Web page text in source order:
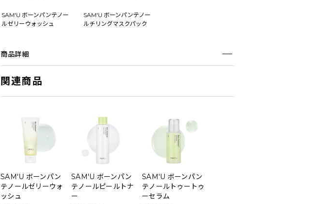
SAM'U ボーンパンテノー
ルゼリーウォッシュ
SAM'U ボーンパンテノー
ルチリングマスクパック
商品詳細
関連商品
SAM'U ボーンパン
テノールゼリーウォ
ッシュ
SAM'U ボーンパン
テノールピールトナ
ー
SAM'U ボーンパン
テノールトゥートゥ
ーセラム